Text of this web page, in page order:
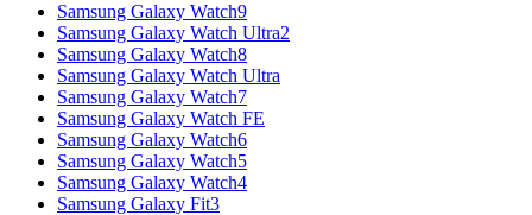
Samsung Galaxy Watch9
Samsung Galaxy Watch Ultra2
Samsung Galaxy Watch8
Samsung Galaxy Watch Ultra
Samsung Galaxy Watch7
Samsung Galaxy Watch FE
Samsung Galaxy Watch6
Samsung Galaxy Watch5
Samsung Galaxy Watch4
Samsung Galaxy Fit3